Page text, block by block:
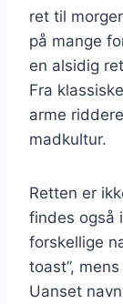
ret til
på mange
en alsidig
Fra
arme
madkultur.
Retten er
findes også
forskellige
toast”,
Uanset